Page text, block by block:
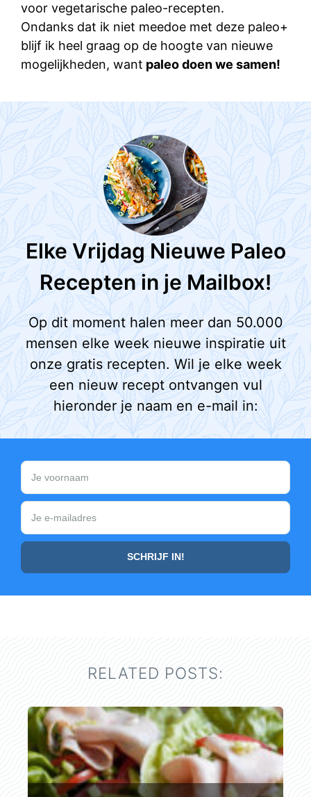
voor vegetarische paleo-recepten.
Ondanks dat ik niet meedoe met deze paleo+
blijf ik heel graag op de hoogte van nieuwe
mogelijkheden, want paleo doen we samen!
Elke Vrijdag Nieuwe Paleo
Recepten in je Mailbox!
Op dit moment halen meer dan 50.000
mensen elke week nieuwe inspiratie uit
onze gratis recepten. Wil je elke week
een nieuw recept ontvangen vul
hieronder je naam en e-mail in:
RELATED POSTS: